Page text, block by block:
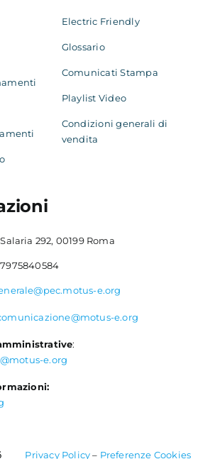
Electric Friendly
Glossario
Comunicati Stampa
Playlist Video
Condizioni generali di
vendita
292, 00199 Roma
e.org
e.org
:
e.org
Privacy Policy– Preferenze Cookies